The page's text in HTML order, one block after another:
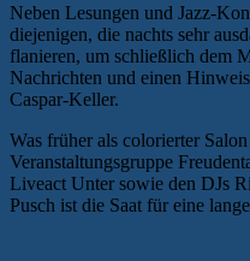
Neben Lesungen und Jazz-
diejenigen, die nachts sehr
flanieren, um schließlich dem
Nachrichten und einen
Caspar-Keller.
Was früher als colorierter
Veranstaltungsgruppe
Liveact Unter sowie den DJs
Pusch ist die Saat für eine